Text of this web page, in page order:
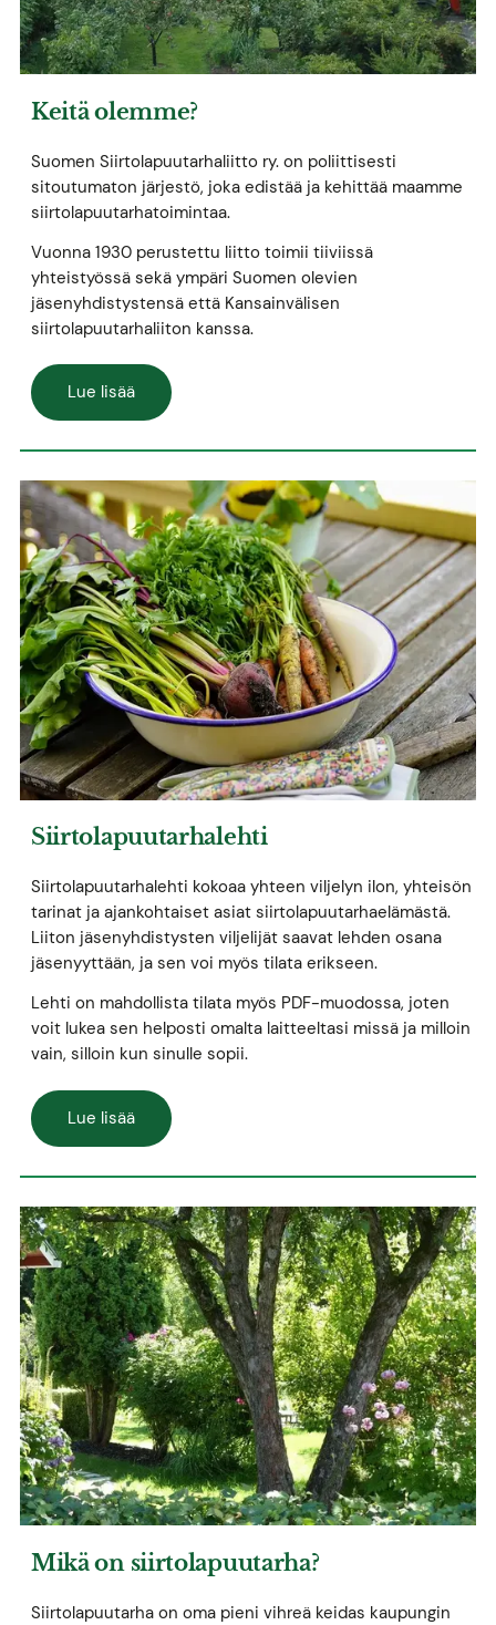
Keitä olemme?
Suomen Siirtolapuutarhaliitto ry. on poliittisesti
sitoutumaton järjestö, joka edistää ja kehittää maamme
siirtolapuutarhatoimintaa.
Vuonna 1930 perustettu liitto toimii tiiviissä
yhteistyössä sekä ympäri Suomen olevien
jäsenyhdistystensä että Kansainvälisen
siirtolapuutarhaliiton kanssa.
Lue lisää
Siirtolapuutarhalehti
Siirtolapuutarhalehti kokoaa yhteen viljelyn ilon, yhteisön
tarinat ja ajankohtaiset asiat siirtolapuutarhaelämästä.
Liiton jäsenyhdistysten viljelijät saavat lehden osana
jäsenyyttään, ja sen voi myös tilata erikseen.
Lehti on mahdollista tilata myös PDF-muodossa, joten
voit lukea sen helposti omalta laitteeltasi missä ja milloin
vain, silloin kun sinulle sopii.
Lue lisää
Mikä on siirtolapuutarha?
Siirtolapuutarha on oma pieni vihreä keidas kaupungin